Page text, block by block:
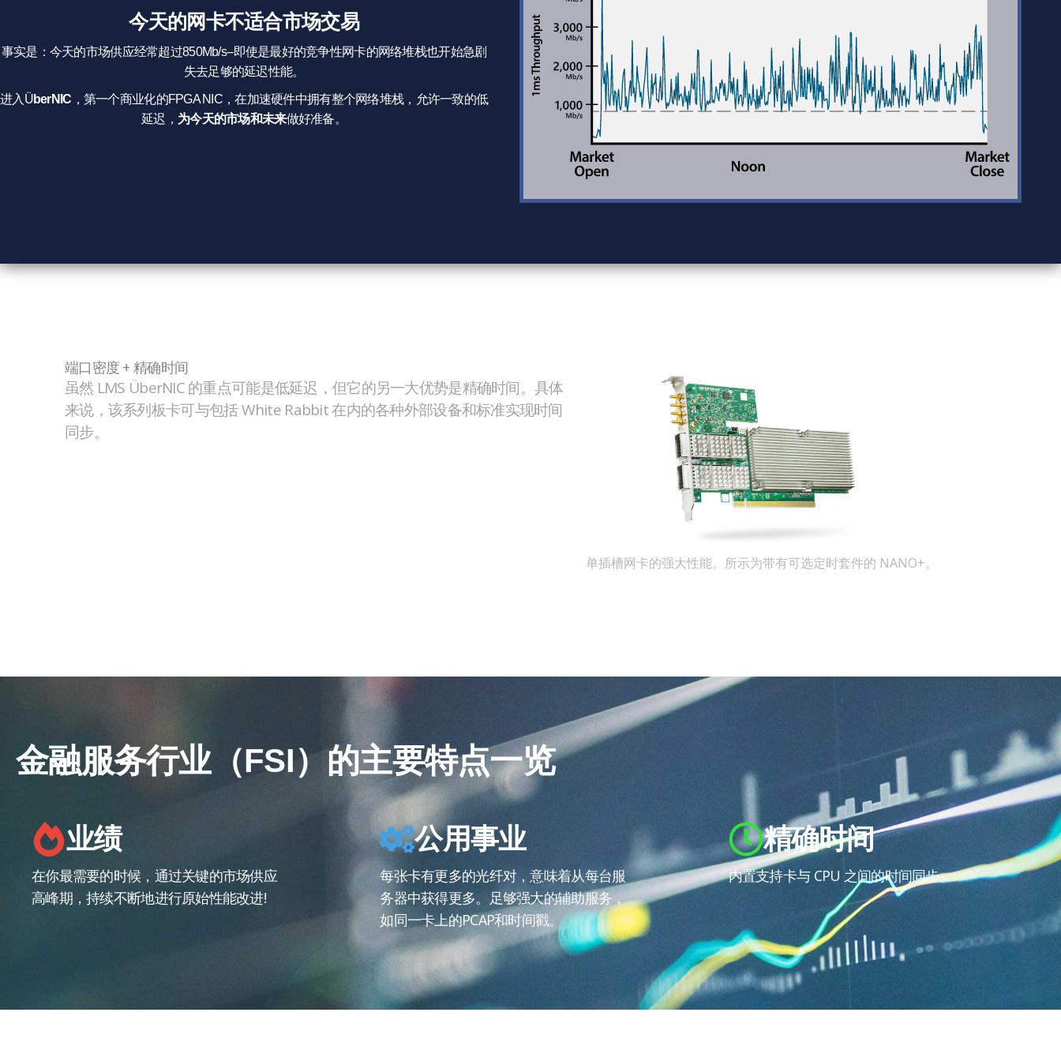
今天的网卡不适合市场交易
事实是：今天的市场供应经常超过850Mb/s--即使是最好的竞争性网卡的网络堆栈也开始急剧
失去足够的延迟性能。
进入ÜberNIC ，第一个商业化的FPGA NIC，在加速硬件中拥有整个网络堆栈，允许一致的低
延迟， 为今天的市场和未来做好准备。
端口密度 + 精确时间
虽然 LMS ÜberNIC 的重点可能是低延迟，但它的另一大优势是精确时间。具体
来说，该系列板卡可与包括 White Rabbit 在内的各种外部设备和标准实现时间
同步。
单插槽网卡的强大性能。所示为带有可选定时套件的 NANO+。
金融服务行业（FSI）的主要特点一览
业绩
在你最需要的时候，通过关键的市场供应
高峰期，持续不断地进行原始性能改进!
公用事业
每张卡有更多的光纤对，意味着从每台服
务器中获得更多。足够强大的辅助服务，
如同一卡上的PCAP和时间戳。
精确时间
内置支持卡与 CPU 之间的时间同步。